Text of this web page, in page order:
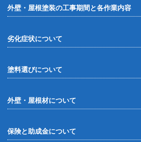
外壁・屋根塗装の工事期間と各作業内容
劣化症状について
塗料選びについて
外壁・屋根材について
保険と助成金について